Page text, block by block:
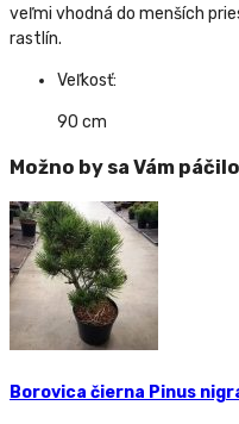
veľmi vhodná do menších
rastlín.
Veľkosť:
90 cm
Možno by sa Vám
Borovica čierna Pinus